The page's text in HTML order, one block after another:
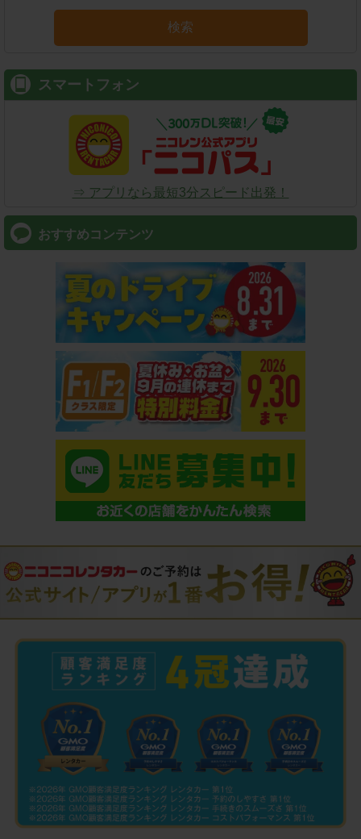
検索
スマートフォン
⇒ アプリなら最短3分スピード出発！
おすすめコンテンツ